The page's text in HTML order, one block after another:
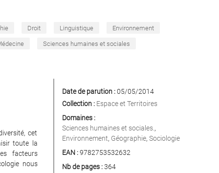
Droit Linguistique Environnement
Sciences humaines et sociales
cet
toute la
facteurs
nous
Date de parution :05/05/2014
Collection : Espace et Territoires
Domaines :
Sciences humaines et sociales. ,
Environnement, Géographie, Sociologie
EAN :9782753532632
Nb de pages :364